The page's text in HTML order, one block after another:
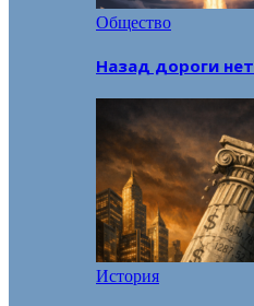
Общество
Назад дороги нет
История